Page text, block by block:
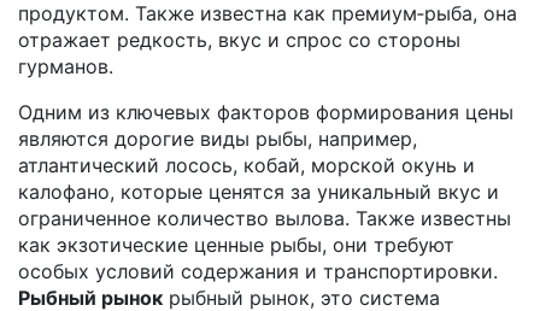
продуктом. Также известна как премиум‑рыба, она
отражает редкость, вкус и спрос со стороны
гурманов.
Одним из ключевых факторов формирования цены
являются дорогие виды рыбы, например,
атлантический лосось, кобай, морской окунь и
калофано, которые ценятся за уникальный вкус и
ограниченное количество вылова. Также известны
как экзотические ценные рыбы, они требуют
особых условий содержания и транспортировки.
Рыбный рынок рыбный рынок, это система